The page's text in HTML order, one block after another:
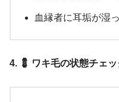
血縁者に耳垢が湿
4. 💈 ワキ毛の状態チェッ